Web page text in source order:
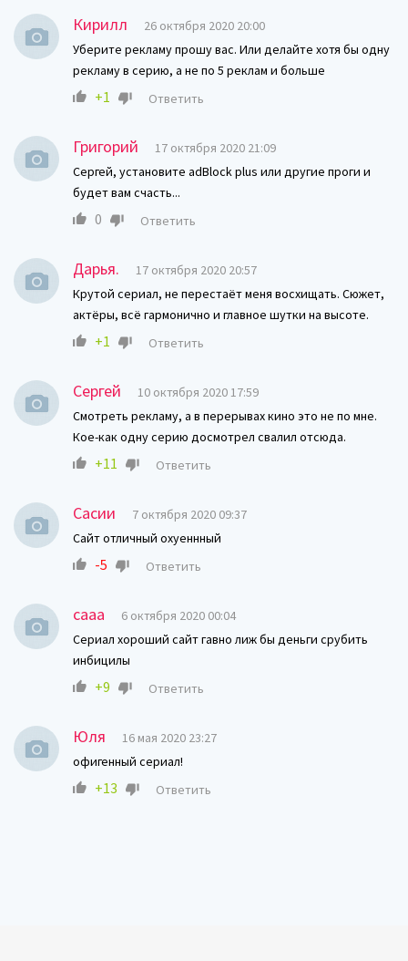
Кирилл
26 октября 2020 20:00
Уберите рекламу прошу вас. Или делайте хотя бы одну
рекламу в серию, а не по 5 реклам и больше
+1 Ответить
Григорий
17 октября 2020 21:09
Сергей, установите adBlock plus или другие проги и
будет вам счасть...
0 Ответить
Дарья.
17 октября 2020 20:57
Крутой сериал, не перестаёт меня восхищать. Сюжет,
актёры, всё гармонично и главное шутки на высоте.
+1 Ответить
Сергей
10 октября 2020 17:59
Смотреть рекламу, а в перерывах кино это не по мне.
Кое-как одну серию досмотрел свалил отсюда.
+11 Ответить
Сасии
7 октября 2020 09:37
Сайт отличный охуеннный
-5 Ответить
сааа
6 октября 2020 00:04
Сериал хороший сайт гавно лиж бы деньги срубить
инбицилы
+9 Ответить
Юля
16 мая 2020 23:27
офигенный сериал!
+13 Ответить